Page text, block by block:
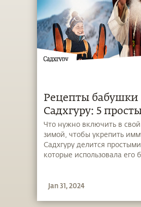
Рецепты бабушки
Садхгуру: 5
вкусных способов
от гриппа
Что нужно включить в
зимой, чтобы укрепить
Садхгуру делится
которые использовала
Jan 31, 2024